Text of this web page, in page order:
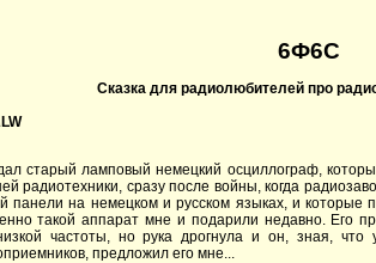
6Ф6С
Сказка для радиолюбителей про
старый ламповый немецкий осциллограф,
радиотехники, сразу после войны, когда
панели на немецком и русском языках, и которые
такой аппарат мне и подарили недавно. Его
частоты, но рука дрогнула и он, зная,
предложил его мне...